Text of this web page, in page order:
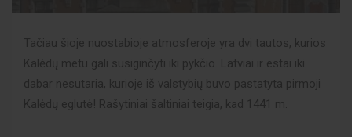
Tačiau šioje nuostabioje atmosferoje yra dvi tautos, kurios
Kalėdų metu gali susiginčyti iki pykčio. Latviai ir estai iki
dabar nesutaria, kurioje iš valstybių buvo pastatyta pirmoji
Kalėdų eglutė! Rašytiniai šaltiniai teigia, kad 1441 m.